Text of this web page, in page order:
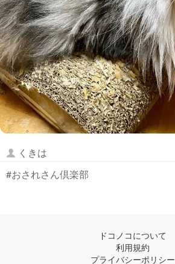
くきは
#おされさん倶楽部
ドコノコについて
利用規約
プライバシーポリシー